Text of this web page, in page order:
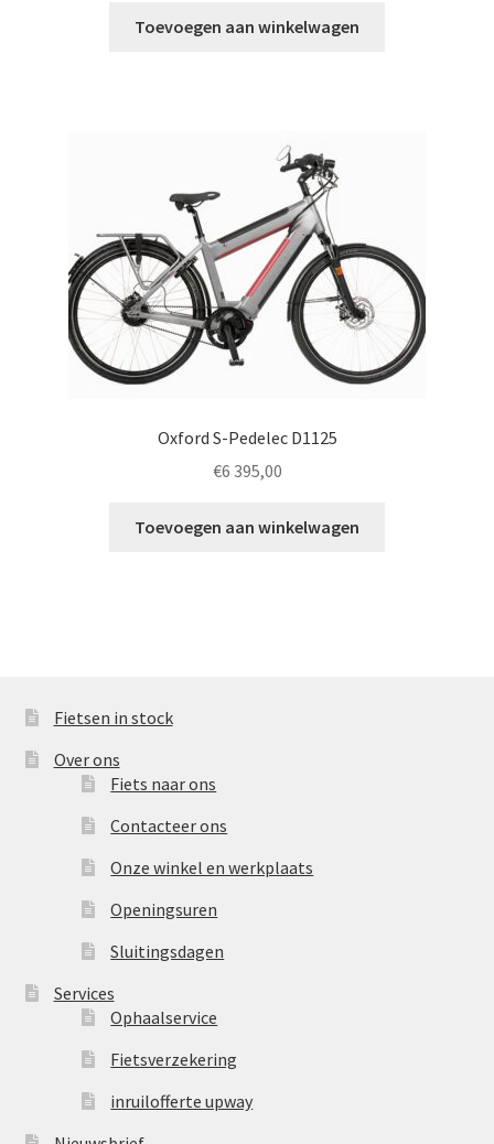
Toevoegen aan winkelwagen
Oxford S-Pedelec D1125
€6 395,00
Toevoegen aan winkelwagen
Fietsen in stock
Over ons
Fiets naar ons
Contacteer ons
Onze winkel en werkplaats
Openingsuren
Sluitingsdagen
Services
Ophaalservice
Fietsverzekering
inruilofferte upway